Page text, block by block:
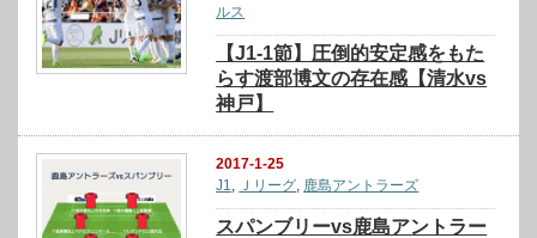
ルス
【J1-1節】圧倒的安定感をもた
らす渡部博文の存在感【清水vs
神戸】
2017-1-25
J1, Ｊリーグ, 鹿島アントラーズ
スパンブリーvs鹿島アントラー